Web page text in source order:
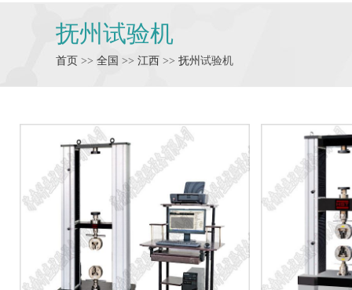
抚州试验机
首页 >>全国 >>江西 >>抚州试验机